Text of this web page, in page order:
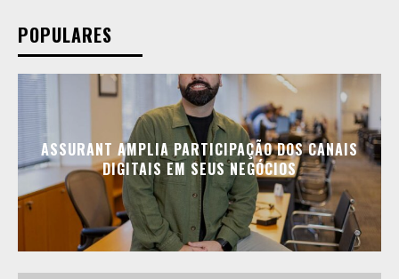
POPULARES
ASSURANT AMPLIA PARTICIPAÇÃO DOS CANAIS
DIGITAIS EM SEUS NEGÓCIOS